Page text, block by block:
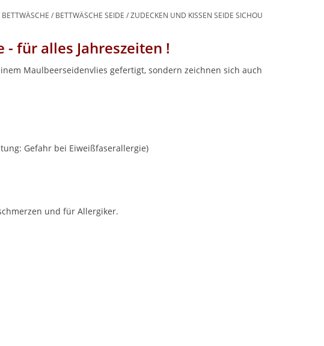
BETTWÄSCHE / BETTWÄSCHE SEIDE /ZUDECKEN UND KISSEN SEIDE SICHOU
für alles Jahreszeiten !
Maulbeerseidenvlies gefertigt, sondern zeichnen sich auch
Gefahr bei Eiweißfaserallergie)
und für Allergiker.